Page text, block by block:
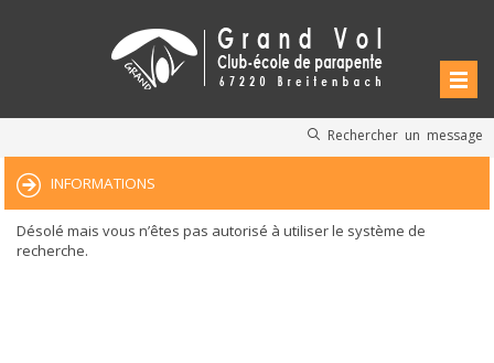
Rechercher un message
INFORMATIONS
Désolé mais vous n’êtes pas autorisé à utiliser le système de
recherche.